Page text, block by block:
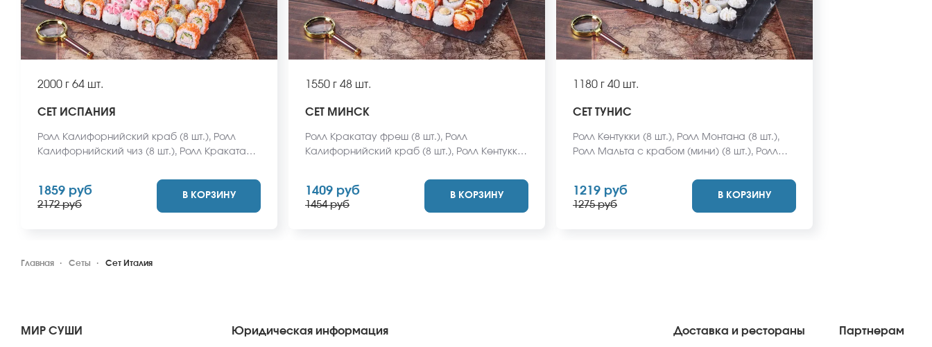
2000 г 64 шт.
СЕТ ИСПАНИЯ
Ролл Калифорнийский краб (8 шт.), Ролл
Калифорнийский чиз (8 шт.), Ролл Кракатау с
Пермский (8 шт.), Ролл Анапский (8 шт.), Ролл
Макарена (8 шт.), Ролл Бирменский темпура
с креветкой (8 шт.) *Не забудьте заказать
1859 руб
2172 руб
В КОРЗИНУ
1550 г 48 шт.
СЕТ МИНСК
Ролл Кракатау фреш (8 шт.), Ролл
Калифорнийский краб (8 шт.), Ролл Кентукки
Египетская курица (8 шт.), Ролл Кентукки хот
(8 шт.) *Не забудьте заказать имбирь,
васаби и соевый соус. Они не входят в
1409 руб
1454 руб
В КОРЗИНУ
1180 г 40 шт.
СЕТ ТУНИС
Ролл Кентукки (8 шт.), Ролл Монтана (8 шт.),
Ролл Мальта с крабом (мини) (8 шт.), Ролл
курица (8 шт.) *Не забудьте заказать
имбирь, васаби и соевый соус. Они не
входят в стоимость заказа. *Внешний вид
1219 руб
1275 руб
В КОРЗИНУ
Главная Сеты Сет Италия
МИР СУШИ Юридическая информация Доставка и рестораны Партнерам